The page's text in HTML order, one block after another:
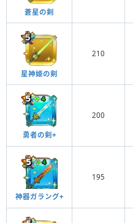
蒼星の剣
星神姫の剣
210
勇者の剣+
200
神器ガラング+
195